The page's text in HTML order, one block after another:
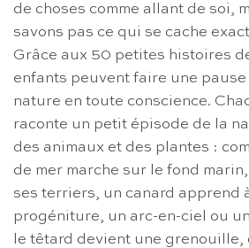
de choses comme allant de soi,
savons pas ce qui se cache
Grâce aux 50 petites histoires
enfants peuvent faire une
nature en toute conscience.
raconte un petit épisode de la
des animaux et des plantes :
de mer marche sur le fond
ses terriers, un canard apprend
progéniture, un arc-en-ciel ou
le têtard devient une grenouille,